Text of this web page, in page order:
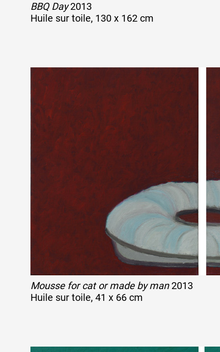
BBQ Day2013
Huile sur toile, 130 x 162 cm
Mousse for cat or made by man2013
Huile sur toile, 41 x 66 cm